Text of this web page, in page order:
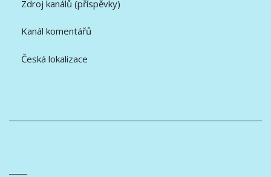
Zdroj kanálů (příspěvky)
Kanál komentářů
Česká lokalizace